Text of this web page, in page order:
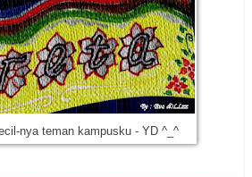
nya teman kampusku - YD ^_^